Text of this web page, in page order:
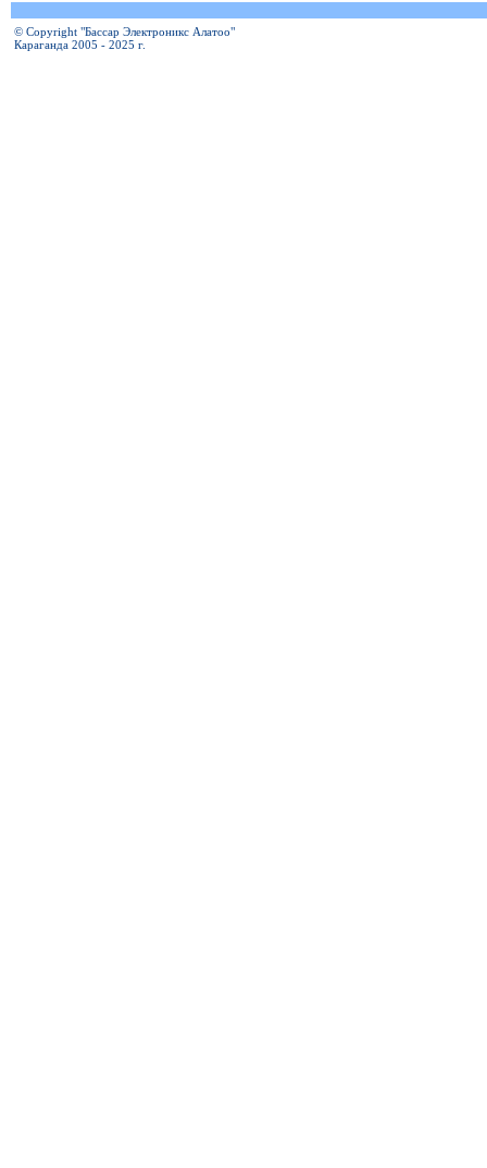
© Copyright "Бассар Электроникс Алатоо"
Караганда 2005 - 2025 г.